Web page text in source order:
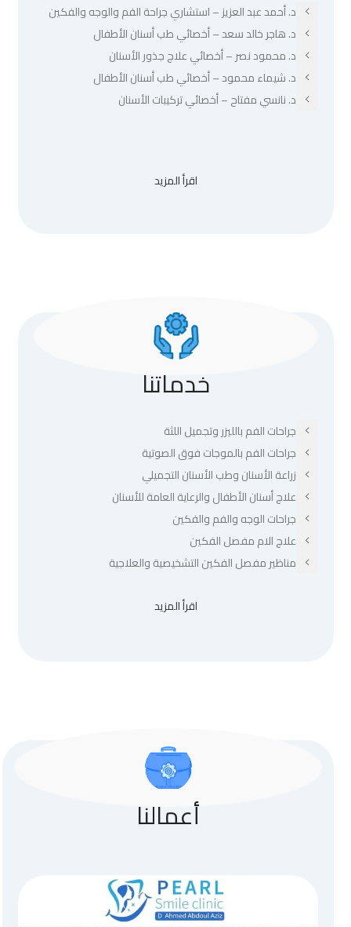
د. أحمد عبد العزيز – استشاري جراحة الفم والوجه والفكين
د. هاجر خالد سعد – أخصائي طب أسنان الأطفال
د. محمود نصر – أخصائي علاج جذور الأسنان
د. شيماء محمود – أخصائي طب أسنان الأطفال
د. نانسي مفتاح – أخصائي تركيبات الأسنان
اقرأ المزيد
خدماتنا
جراحات الفم بالليزر وتجميل اللثة
جراحات الفم بالموجات فوق الصوتية
زراعة الأسنان وطب الأسنان التجميلي
علاج أسنان الأطفال والرعاية العامة للأسنان
جراحات الوجه والفم والفكين
علاج الام مفصل الفكين
مناظير مفصل الفكين التشخيصية والعلاجية
اقرأ المزيد
أعمالنا